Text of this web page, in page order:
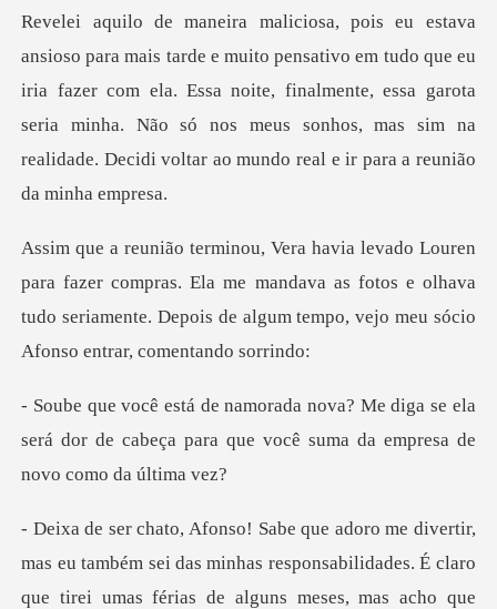
tudo que eu
iria fazer com ela. Essa noite, finalmente, essa garota
seria minha. Não só nos meu
compras. Ela me mandava as fotos e olhava
tudo seriamente. Depois
diga se ela
será dor de cabeça para que voc
abilidades. É claro
que tirei umas férias de alguns meses, mas acho que